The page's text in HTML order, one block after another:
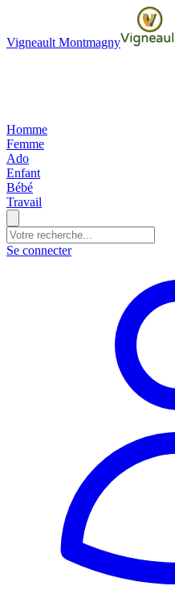
Vigneault Montmagny
Homme
Femme
Ado
Enfant
Bébé
Travail
Se connecter